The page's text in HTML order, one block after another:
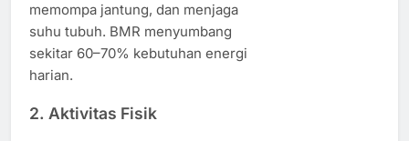
memompa jantung, dan menjaga
suhu tubuh. BMR menyumbang
sekitar 60–70% kebutuhan energi
harian.
2. Aktivitas Fisik